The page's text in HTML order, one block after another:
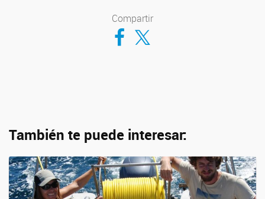
Compartir
Compartir en Facebook
Compartir en Twitter
También te puede interesar: